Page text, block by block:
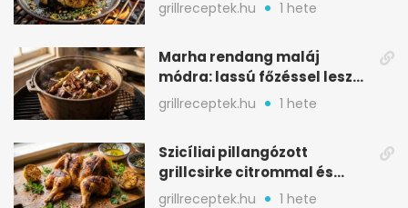
grillreceptek.hu 1 hete
Marha rendang maláj
módra: lassú főzéssel lesz
igazán szaftos
grillreceptek.hu 1 hete
Szicíliai pillangózott
grillcsirke citrommal és
oregánóval
grillreceptek.hu 1 hete